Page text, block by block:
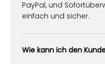
PayPal, und
einfach und sicher.
Wie kann ich den